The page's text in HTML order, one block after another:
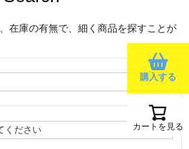
購入する
カートを見る
在庫の有無で、細く商品を探すことが